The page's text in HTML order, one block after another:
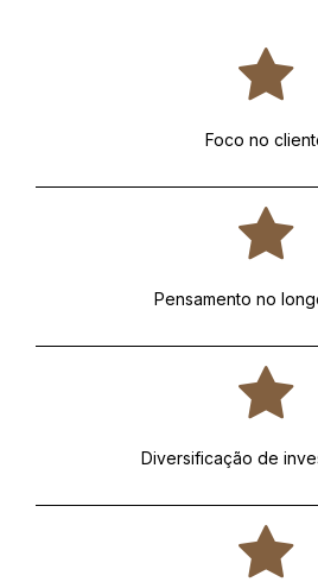
Foco no
Pensamento no
Diversificação de